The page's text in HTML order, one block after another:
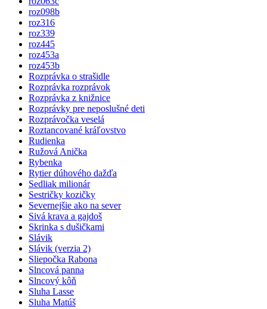
roz098b
roz316
roz339
roz445
roz453a
roz453b
Rozprávka o strašidle
Rozprávka rozprávok
Rozprávka z knižnice
Rozprávky pre neposlušné deti
Rozprávočka veselá
Roztancované kráľovstvo
Rudienka
Ružová Anička
Rybenka
Rytier dúhového dažďa
Sedliak milionár
Sestričky kozičky
Severnejšie ako na sever
Sivá krava a gajdoš
Skrinka s dušičkami
Slávik
Slávik (verzia 2)
Sliepočka Rabona
Slncová panna
Slncový kôň
Sluha Lasse
Sluha Matúš